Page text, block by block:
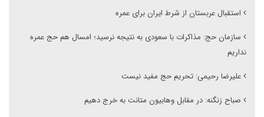
استقبال عربستان از شرط ایران برای عمره
سازمان حج: مذاکرات با سعودی به نتیجه نرسید؛ امسال هم حج عمره
نداریم
علیرضا رحیمی: تحریم حج مفید نیست
صباح زنگنه: در مقابل وهابیون متانت به خرج دهیم